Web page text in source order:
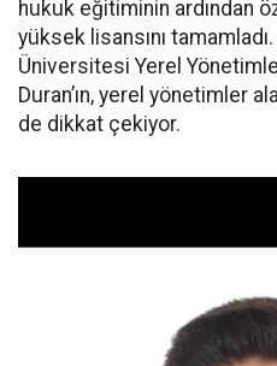
hukuk eğitiminin ardından
yüksek lisansını
Üniversitesi Yerel
Duran’ın, yerel yönetimler
de dikkat çekiyor.